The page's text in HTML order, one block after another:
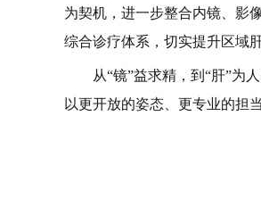
为契机，进一步整合内镜、影
综合诊疗体系，切实提升区域
从“镜”益求精，到“肝”为
以更开放的姿态、更专业的担